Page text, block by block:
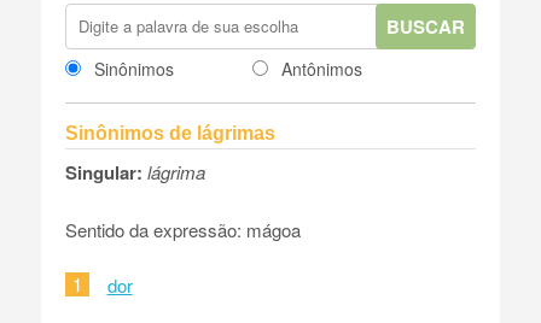
BUSCAR
Sinônimos Antônimos
Sinônimos de lágrimas
Singular: lágrima
Sentido da expressão: mágoa
1 dor